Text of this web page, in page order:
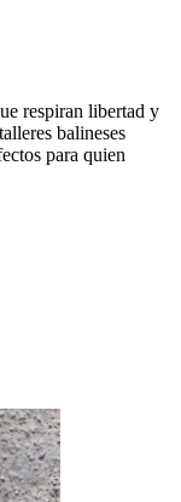
respiran libertad y
balineses
para quien